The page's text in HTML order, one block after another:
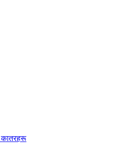
कातरहरू